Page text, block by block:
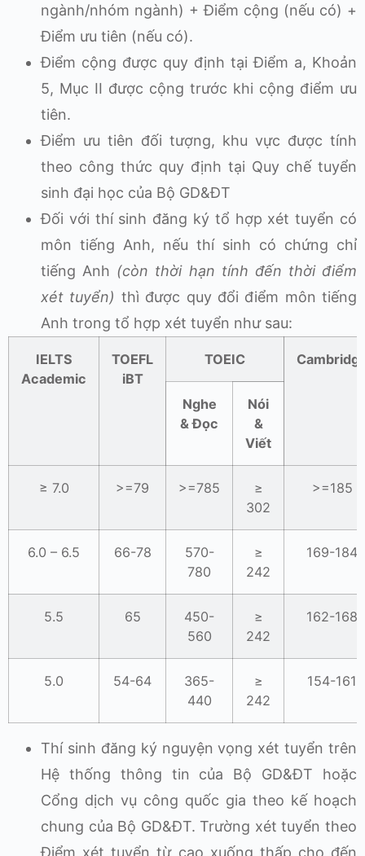
ngành/nhóm ngành) + Điểm cộng (nếu có) +
Điểm ưu tiên (nếu có).
Điểm cộng được quy định tại Điểm a, Khoản
5, Mục II được cộng trước khi cộng điểm ưu
tiên.
Điểm ưu tiên đối tượng, khu vực được tính
theo công thức quy định tại Quy chế tuyển
sinh đại học của Bộ GD&ĐT
Đối với thí sinh đăng ký tổ hợp xét tuyển có
môn tiếng Anh, nếu thí sinh có chứng chỉ
tiếng Anh (còn thời hạn tính đến thời điểm
xét tuyển) thì được quy đổi điểm môn tiếng
Anh trong tổ hợp xét tuyển như sau:
IELTS
Academic
TOEFL
iBT
TOEIC
Nghe
& Đọc
Nói
&
Viết
≥ 7.0 >=79 >=785
≥
302
>=185
6.0 – 6.5 66-78
570-
780
≥
242
169-184
5.5 65
450-
560
≥
242
162-168
5.0 54-64
365-
440
≥
242
154-161
Thí sinh đăng ký nguyện vọng xét tuyển trên
Hệ thống thông tin của Bộ GD&ĐT hoặc
Cổng dịch vụ công quốc gia theo kế hoạch
chung của Bộ GD&ĐT. Trường xét tuyển theo
Điểm xét tuyển từ cao xuống thấp cho đến